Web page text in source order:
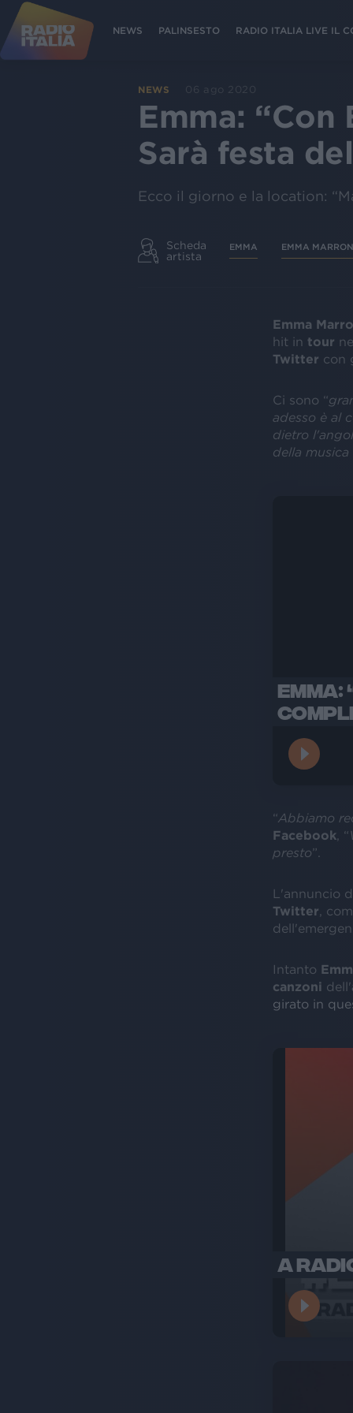
NEWS PALINSESTO RADIO ITALIA LIVE IL
NEWS 06 ago 2020
Emma:
Sarà festa
Ecco il giorno e la location:
Scheda
artista
EMMA EMMA
Emma
hit in tour
Twitter con
Ci sono “
adesso è al
dietro
della
EMMA:
“Abbiamo
Facebook , “
presto”.
L'annuncio
Twitter ,
Intanto
canzoni dell'
girato in
A